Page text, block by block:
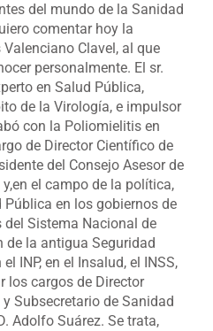
del mundo de la Sanidad
comentar hoy la
Clavel, al que
personalmente. El sr.
en Salud Pública,
de la Virología, e impulsor
con la Poliomielitis en
de Director Científico de
del Consejo Asesor de
el campo de la política,
en los gobiernos de
del Sistema Nacional de
la antigua Seguridad
INP, en el Insalud, el INSS,
los cargos de Director
Subsecretario de Sanidad
Adolfo Suárez. Se trata,